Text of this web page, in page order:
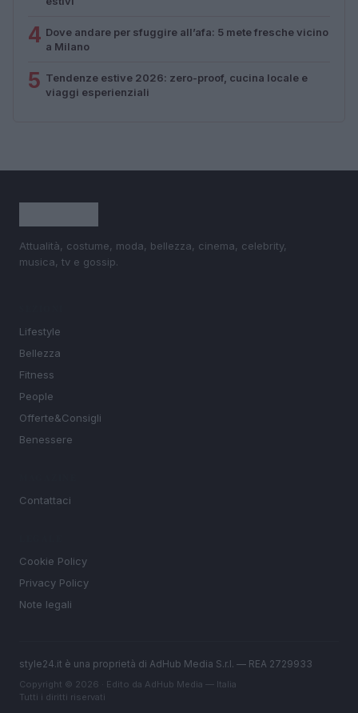
4 Dove andare per sfuggire all’afa: 5 mete fresche vicino
a Milano
5 Tendenze estive 2026: zero-proof, cucina locale e
viaggi esperienziali
Attualità, costume, moda, bellezza, cinema, celebrity,
musica, tv e gossip.
Lifestyle
Bellezza
Fitness
People
Offerte&Consigli
Benessere
Contattaci
Cookie Policy
Privacy Policy
Note legali
style24.it è una proprietà di AdHub Media S.r.l. — REA 2729933
Copyright © 2026 · Edito da AdHub Media — Italia
Tutti i diritti riservati